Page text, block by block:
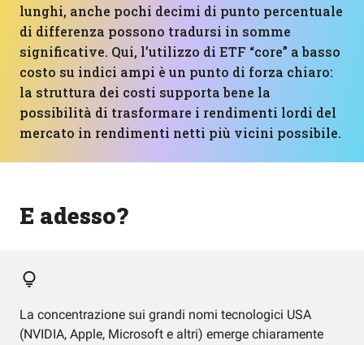
lunghi, anche pochi decimi di punto percentuale
di differenza possono tradursi in somme
significative. Qui, l’utilizzo di ETF “core” a basso
costo su indici ampi è un punto di forza chiaro:
la struttura dei costi supporta bene la
possibilità di trasformare i rendimenti lordi del
mercato in rendimenti netti più vicini possibile.
E adesso?
La concentrazione sui grandi nomi tecnologici USA
(NVIDIA, Apple, Microsoft e altri) emerge chiaramente